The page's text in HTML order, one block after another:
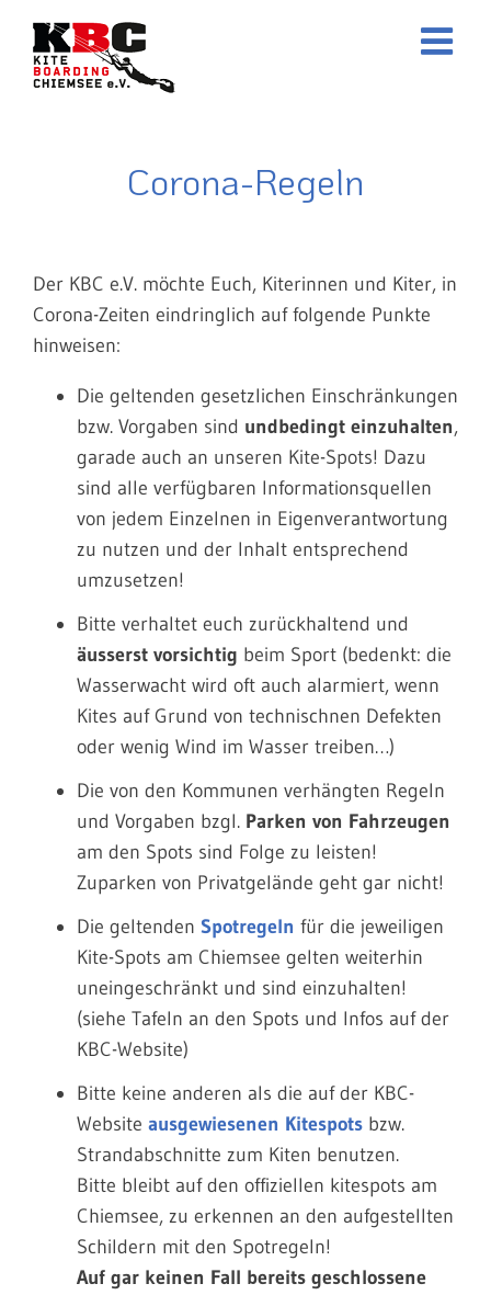
Inhalt
springen
Corona-Regeln
Der KBC e.V. möchte Euch, Kiterinnen und Kiter, in
Corona-Zeiten eindringlich auf folgende Punkte
hinweisen:
Die geltenden gesetzlichen Einschränkungen
bzw. Vorgaben sind undbedingt einzuhalten,
garade auch an unseren Kite-Spots! Dazu
sind alle verfügbaren Informationsquellen
von jedem Einzelnen in Eigenverantwortung
zu nutzen und der Inhalt entsprechend
umzusetzen!
Bitte verhaltet euch zurückhaltend und
äusserst vorsichtig beim Sport (bedenkt: die
Wasserwacht wird oft auch alarmiert, wenn
Kites auf Grund von technischnen Defekten
oder wenig Wind im Wasser treiben…)
Die von den Kommunen verhängten Regeln
und Vorgaben bzgl. Parken von Fahrzeugen
am den Spots sind Folge zu leisten!
Zuparken von Privatgelände geht gar nicht!
Die geltenden Spotregeln für die jeweiligen
Kite-Spots am Chiemsee gelten weiterhin
uneingeschränkt und sind einzuhalten!
(siehe Tafeln an den Spots und Infos auf der
KBC-Website)
Bitte keine anderen als die auf der KBC-
Website ausgewiesenen Kitespotsbzw.
Strandabschnitte zum Kiten benutzen.
Bitte bleibt auf den offiziellen kitespots am
Chiemsee, zu erkennen an den aufgestellten
Schildern mit den Spotregeln!
Auf gar keinen Fall bereits geschlossene